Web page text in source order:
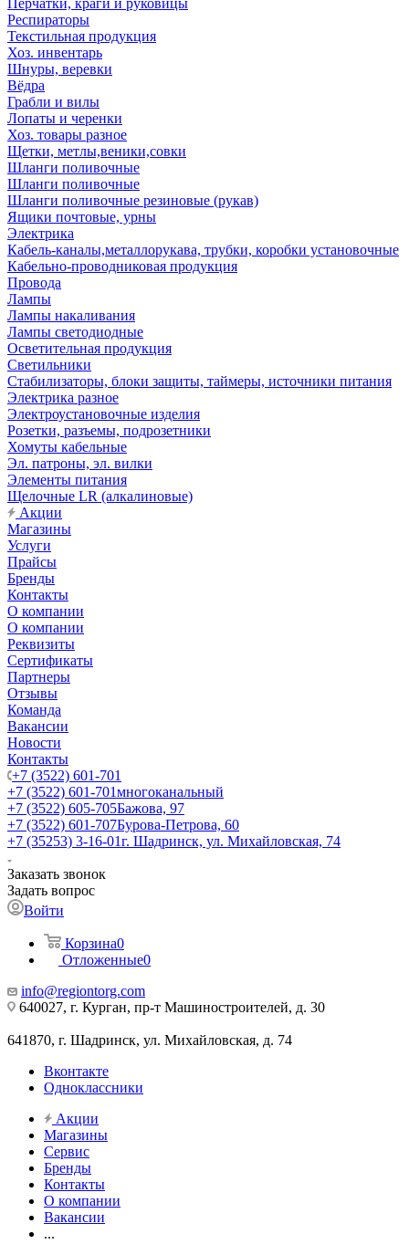
Перчатки, краги и руковицы
Респираторы
Текстильная продукция
Хоз. инвентарь
Шнуры, веревки
Вёдра
Грабли и вилы
Лопаты и черенки
Хоз. товары разное
Щетки, метлы,веники,совки
Шланги поливочные
Шланги поливочные
Шланги поливочные резиновые (рукав)
Ящики почтовые, урны
Электрика
Кабель-каналы,металлорукава, трубки, коробки установочные
Кабельно-проводниковая продукция
Провода
Лампы
Лампы накаливания
Лампы светодиодные
Осветительная продукция
Светильники
Стабилизаторы, блоки защиты, таймеры, источники питания
Электрика разное
Электроустановочные изделия
Розетки, разъемы, подрозетники
Хомуты кабельные
Эл. патроны, эл. вилки
Элементы питания
Щелочные LR (алкалиновые)
Акции
Магазины
Услуги
Прайсы
Бренды
Контакты
О компании
О компании
Реквизиты
Сертификаты
Партнеры
Отзывы
Команда
Вакансии
Новости
Контакты
+7 (3522) 601-701
+7 (3522) 601-701многоканальный
+7 (3522) 605-705Бажова, 97
+7 (3522) 601-707Бурова-Петрова, 60
+7 (35253) 3-16-01г. Шадринск, ул. Михайловская, 74
Заказать звонок
Задать вопрос
Войти
Корзина0
Отложенные0
info@regiontorg.com
640027, г. Курган, пр-т Машиностроителей, д. 30
641870, г. Шадринск, ул. Михайловская, д. 74
Вконтакте
Одноклассники
Акции
Магазины
Сервис
Бренды
Контакты
О компании
Вакансии
...